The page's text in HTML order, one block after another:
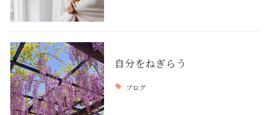
自分をねぎらう
ブログ